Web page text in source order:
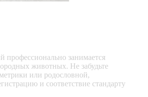
профессионально занимается
животных. Не забудьте
или родословной,
и соответствие стандарту